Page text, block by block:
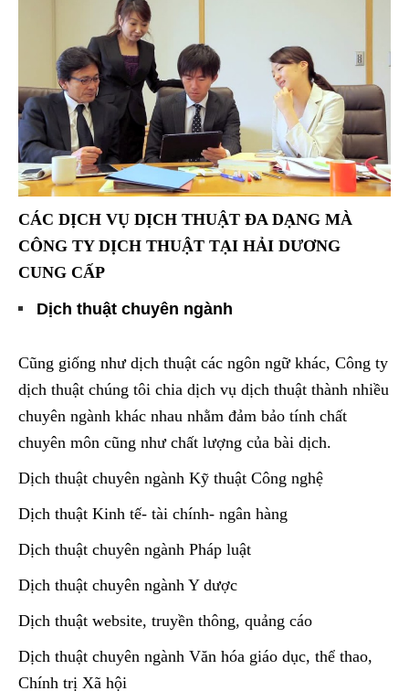
CÁC DỊCH VỤ DỊCH THUẬT ĐA DẠNG MÀ
CÔNG TY DỊCH THUẬT TẠI HẢI DƯƠNG
CUNG CẤP
Dịch thuật chuyên ngành
Cũng giống như dịch thuật các ngôn ngữ khác, Công ty
dịch thuật chúng tôi chia dịch vụ dịch thuật thành nhiều
chuyên ngành khác nhau nhằm đảm bảo tính chất
chuyên môn cũng như chất lượng của bài dịch.
Dịch thuật chuyên ngành Kỹ thuật Công nghệ
Dịch thuật Kinh tế- tài chính- ngân hàng
Dịch thuật chuyên ngành Pháp luật
Dịch thuật chuyên ngành Y dược
Dịch thuật website, truyền thông, quảng cáo
Dịch thuật chuyên ngành Văn hóa giáo dục, thể thao,
Chính trị Xã hội